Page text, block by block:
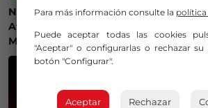
Ni camisetas ni bufandas: prohibidos
Athletic Club en el amistoso ante el
Marsella
Para más información consulte la política
Puede aceptar todas las cookies
"Aceptar" o configurarlas o rechazar
botón "Configurar".
Aceptar Rechazar